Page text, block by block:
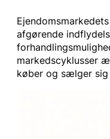
afgørende
markedscyklusser
køber og sælger sig